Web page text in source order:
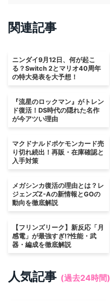
関連記事
ニンダイ9月12日、何が起こ
る？Switch 2とマリオ40周年
の特大発表を大予想！
『流星のロックマン』がトレン
ド復活！DS時代の隠れた名作
が今アツい理由
マクドナルドポケモンカード売
り切れ続出！再販・在庫確認と
入手対策
メガシンカ復活の理由とは？レ
ジェンズZ-Aの新情報とGOの
動向を徹底解説
【フリンズリーク】新反応「月
感電」が最強すぎ!?性能・武
器・編成を徹底解説
人気記事 (過去24時間)